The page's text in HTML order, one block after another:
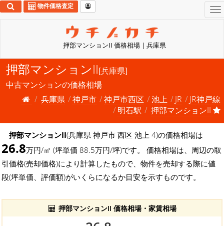
押部マンションII 価格相場 | 兵庫県
物件価格査定
押部マンションII[兵庫県]
中古マンションの価格相場
兵庫県
神戸市 神戸市西区 池上 JR
JR神戸線
明石駅
押部マンションII
押部マンションII(兵庫県 神戸市 西区 池上 4)の価格相場は
26.8万円/㎡ (坪単価 88.5万円/坪)です。 価格相場は、周辺の取
引価格(売却価格)により計算したもので、物件を売却する際に値
段(坪単価、評価額)がいくらになるか目安を示すものです。
押部マンションII 価格相場・家賃相場